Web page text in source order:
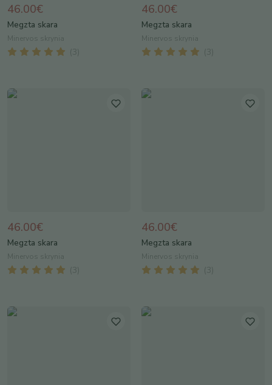
46.00€
Megzta skara
Minervos skrynia
( 3
46.00€
Megzta skara
Minervos skrynia
( 3
46.00€
Megzta skara
Minervos skrynia
( 3
46.00€
Megzta skara
Minervos skrynia
( 3